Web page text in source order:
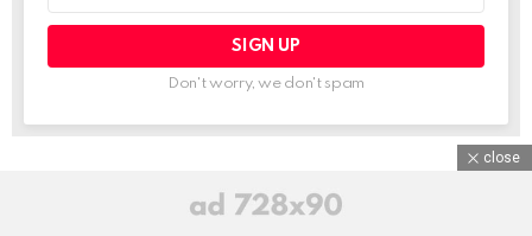
Don't worry, we don't spam
FIND US ON SNAPCHAT
close